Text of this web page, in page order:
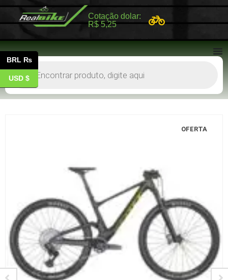
Cotação dolar:
R$ 5,25
OFERTA
BRL ₨
USD $